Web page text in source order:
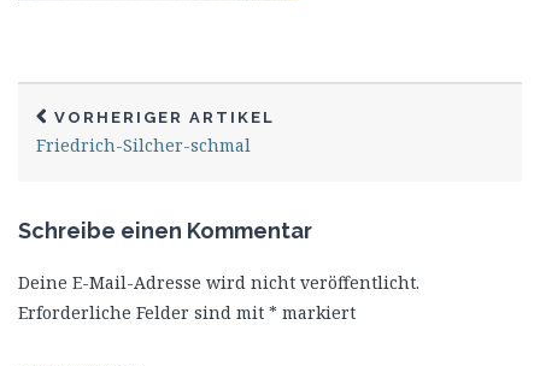
VORHERIGER ARTIKEL
Friedrich-Silcher-schmal
Schreibe einen Kommentar
Deine E-Mail-Adresse wird nicht veröffentlicht.
Erforderliche Felder sind mit * markiert